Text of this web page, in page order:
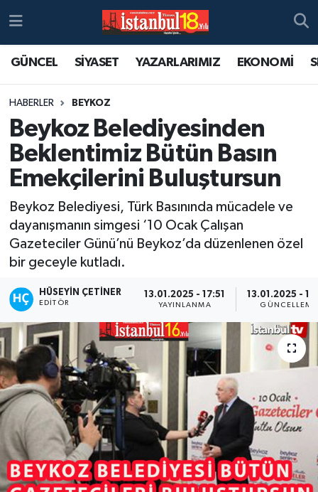
GÜNCEL SİYASET YAZARLARIMIZ EKONOMİ
HABERLER BEYKOZ
Beykoz Belediyesinden
Beklentimiz Bütün Basın
Emekçilerini Buluştursun
Beykoz Belediyesi, Türk Basınında mücadele ve
dayanışmanın simgesi ‘10 Ocak Çalışan
Gazeteciler Günü’nü Beykoz’da düzenlenen özel
bir geceyle kutladı.
HÜSEYIN ÇETINER
EDITÖR
13.01.2025 - 17:51
YAYINLANMA
13.01.2025 -
GÜNCELLEME